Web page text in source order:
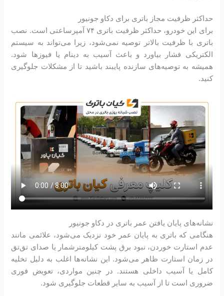
حداکثر ظرفیت مجاز باتری برای دکاو جونیور
برای این خودرو، حداکثر ظرفیت باتری ۷۴ آمپرساعتی است. نصب
باتری با ظرفیت بالاتر توصیه نمی‌شود، زیرا می‌تواند به سیستم
الکتریکی فشار بیاورد و باعث آسیب به دینام یا فیوزها شود.
همیشه به توصیه‌های سازنده پایبند باشید تا از مشکلات جلوگیری
کنید.
نشانه‌های پایان یافتن عمر باتری در دکاو جونیور
هنگامی که باتری به پایان عمر خود نزدیک می‌شود، علائمی مانند
عدم استارت خوردن، نبود برق پشت کیلومترشمار یا صدای تق‌تق
در زمان استارت ظاهر می‌شود. این نشانه‌ها اغلب به دلیل تخلیه
کامل یا آسیب داخلی هستند. در چنین مواردی، تعویض فوری
ضروری است تا از آسیب به سایر قطعات جلوگیری شود.